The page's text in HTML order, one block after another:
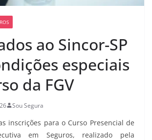
ao Sincor-SP
especiais
da FGV
Sou Segura
inscrições para o Curso Presencial de
em Seguros, realizado pela